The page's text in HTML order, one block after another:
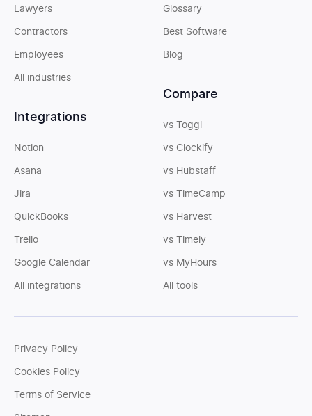
Lawyers
Contractors
Employees
All industries
Integrations
Notion
Asana
Jira
QuickBooks
Trello
Google Calendar
All integrations
Glossary
Best Software
Blog
Compare
vs Toggl
vs Clockify
vs Hubstaff
vs TimeCamp
vs Harvest
vs Timely
vs MyHours
All tools
Privacy Policy
Cookies Policy
Terms of Service